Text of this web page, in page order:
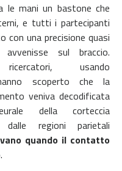
le mani un bastone che
e tutti i partecipanti
con una precisione quasi
sul braccio.
usando
scoperto che la
veniva decodificata
della corteccia
dalle regioni parietali
quando il contatto
.